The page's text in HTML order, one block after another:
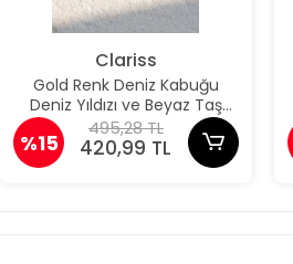
Clariss
Gold Renk Deniz Kabuğu
Deniz Yıldızı ve Beyaz Taş
Detaylı Küpe
%15
495,28 TL
420,99 TL